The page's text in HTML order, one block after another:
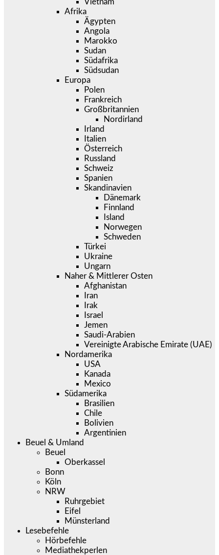
Afrika
Ägypten
Angola
Marokko
Sudan
Südafrika
Südsudan
Europa
Polen
Frankreich
Großbritannien
Nordirland
Irland
Italien
Österreich
Russland
Schweiz
Spanien
Skandinavien
Dänemark
Finnland
Island
Norwegen
Schweden
Türkei
Ukraine
Ungarn
Naher & Mittlerer Osten
Afghanistan
Iran
Irak
Israel
Jemen
Saudi-Arabien
Vereinigte Arabische Emirate (UAE)
Nordamerika
USA
Kanada
Mexico
Südamerika
Brasilien
Chile
Bolivien
Argentinien
Beuel & Umland
Beuel
Oberkassel
Bonn
Köln
NRW
Ruhrgebiet
Eifel
Münsterland
Lesebefehle
Hörbefehle
Mediathekperlen